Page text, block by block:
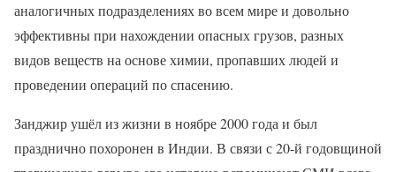
аналогичных подразделениях во всем мире и довольно
эффективны при нахождении опасных грузов, разных
видов веществ на основе химии, пропавших людей и
проведении операций по спасению.
Занджир ушёл из жизни в ноябре 2000 года и был
празднично похоронен в Индии. В связи с 20-й годовщиной